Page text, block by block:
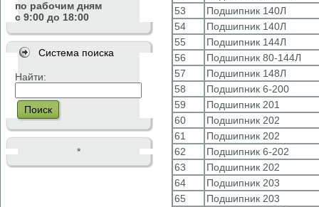
по рабочим дням
с 9:00 до 18:00
Система поиска
Найти:
Поиск
*
53
Подшипник 140Л
54
Подшипник 140Л
55
Подшипник 144Л
56
Подшипник 80-144Л
57
Подшипник 148Л
58
Подшипник 6-200
59
Подшипник 201
60
Подшипник 202
61
Подшипник 202
62
Подшипник 6-202
63
Подшипник 202
64
Подшипник 203
65
Подшипник 203